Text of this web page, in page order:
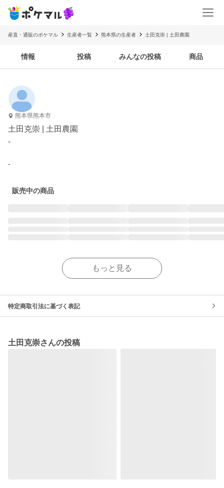
産直・通販のポケマル 生産者一覧 熊本県の生産者 土田克崇 | 土田農園
情報 投稿 みんなの投稿 商品
熊本県熊本市
土田克崇 | 土田農園
-
-
販売中の商品
もっと見る
特定商取引法に基づく表記
土田克崇さんの投稿